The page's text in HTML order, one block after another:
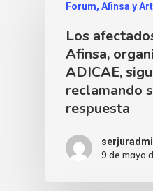
Forum, Afinsa y
Los
Afinsa,
ADICAE,
reclamando
respuesta
9 de mayo